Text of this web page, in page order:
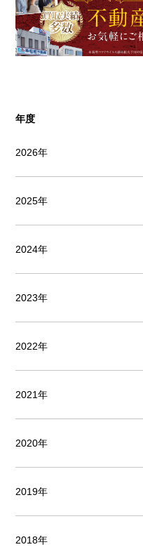
年度
2026年
2025年
2024年
2023年
2022年
2021年
2020年
2019年
2018年